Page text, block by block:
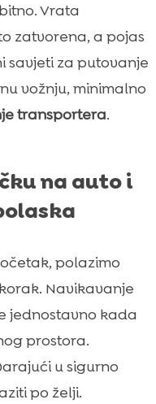
Vrata
zatvorena, a pojas
savjeti za putovanje
vožnju, minimalno
transportera.
na auto i
polazimo
Navikavanje
jednostavno kada
prostora.
u sigurno
po želji.